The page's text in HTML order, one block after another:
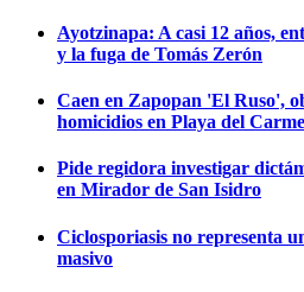
Ayotzinapa: A casi 12 años,
y la fuga de Tomás Zerón
Caen en Zapopan 'El Ruso',
homicidios en Playa del
Pide regidora investigar
en Mirador de San Isidro
Ciclosporiasis no representa
masivo